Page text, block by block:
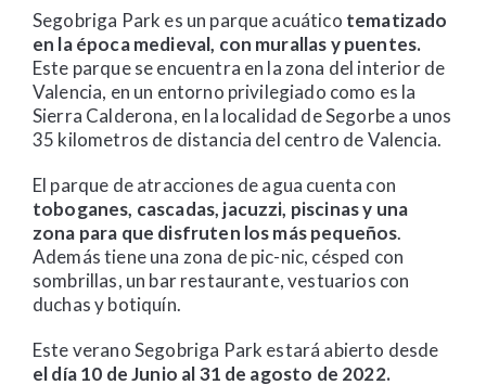
Segobriga Park es un parque acuático tematizado
en la época medieval, con murallas y puentes.
Este parque se encuentra en la zona del interior de
Valencia, en un entorno privilegiado como es la
Sierra Calderona, en la localidad de Segorbe a unos
35 kilometros de distancia del centro de Valencia.
El parque de atracciones de agua cuenta con
toboganes, cascadas, jacuzzi, piscinas y una
zona para que disfruten los más pequeños.
Además tiene una zona de pic-nic, césped con
sombrillas, un bar restaurante, vestuarios con
duchas y botiquín.
Este verano Segobriga Park estará abierto desde
el día 10 de Junio al 31 de agosto de 2022.